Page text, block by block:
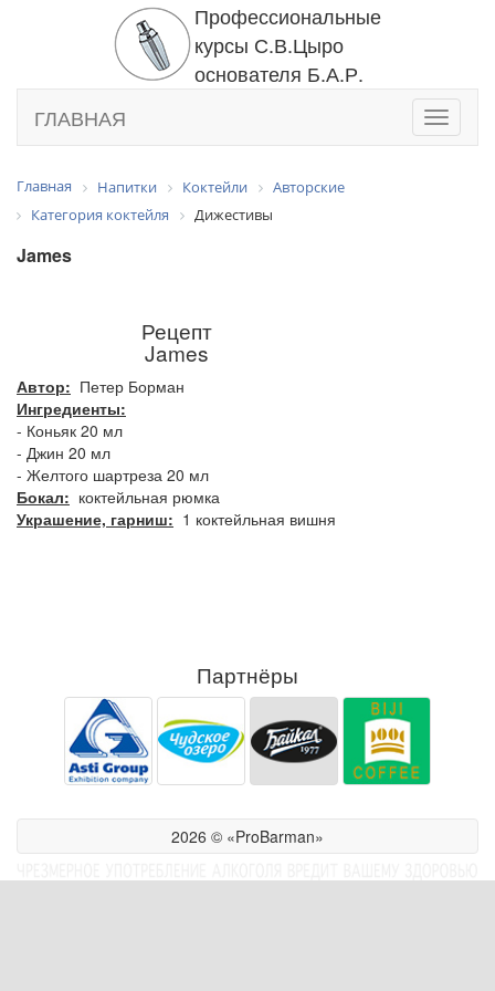
Профессиональные
курсы С.В.Цыро
основателя Б.А.Р.
Toggle
ГЛАВНАЯ
Главная Напитки Коктейли
Авторские
Категория коктейля
Дижестивы
James
Рецепт
James
Автор: Петер Борман
Ингредиенты:
- Коньяк 20 мл
- Джин 20 мл
- Желтого шартреза 20 мл
Бокал: коктейльная рюмка
Украшение, гарниш: 1 коктейльная вишня
Партнёры
2026 © «ProBarman»